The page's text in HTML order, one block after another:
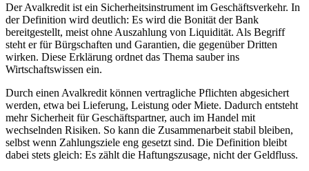
Der Avalkredit ist ein Sicherheitsinstrument im Geschäftsverkehr. In
der Definition wird deutlich: Es wird die Bonität der Bank
bereitgestellt, meist ohne Auszahlung von Liquidität. Als Begriff
steht er für Bürgschaften und Garantien, die gegenüber Dritten
wirken. Diese Erklärung ordnet das Thema sauber ins
Wirtschaftswissen ein.
Durch einen Avalkredit können vertragliche Pflichten abgesichert
werden, etwa bei Lieferung, Leistung oder Miete. Dadurch entsteht
mehr Sicherheit für Geschäftspartner, auch im Handel mit
wechselnden Risiken. So kann die Zusammenarbeit stabil bleiben,
selbst wenn Zahlungsziele eng gesetzt sind. Die Definition bleibt
dabei stets gleich: Es zählt die Haftungszusage, nicht der Geldfluss.